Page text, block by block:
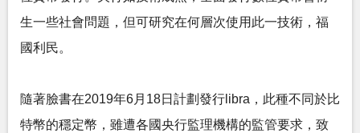
生一些社會問題，但可研究在何層次使用此一技術，福
國利民。
隨著臉書在2019年6月18日計劃發行libra，此種不同於比
特幣的穩定幣，雖遭各國央行監理機構的監管要求，致